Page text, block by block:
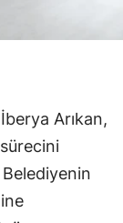
Arıkan,
sürecini